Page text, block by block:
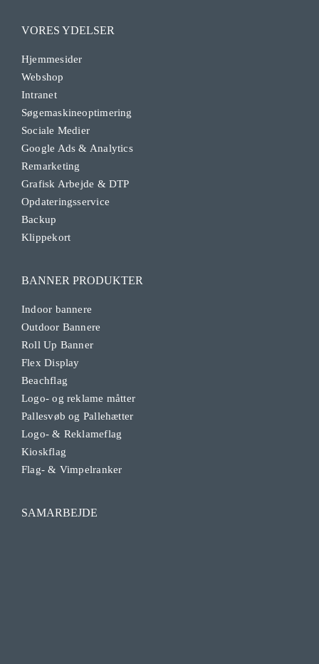
VORES YDELSER
Hjemmesider
Webshop
Intranet
Søgemaskineoptimering
Sociale Medier
Google Ads & Analytics
Remarketing
Grafisk Arbejde & DTP
Opdateringsservice
Backup
Klippekort
BANNER PRODUKTER
Indoor bannere
Outdoor Bannere
Roll Up Banner
Flex Display
Beachflag
Logo- og reklame måtter
Pallesvøb og Pallehætter
Logo- & Reklameflag
Kioskflag
Flag- & Vimpelranker
SAMARBEJDE